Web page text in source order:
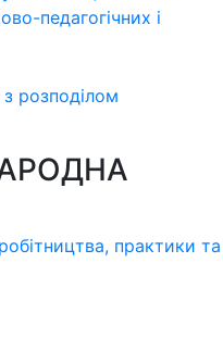
педагогічних і
з розподілoм
практики та